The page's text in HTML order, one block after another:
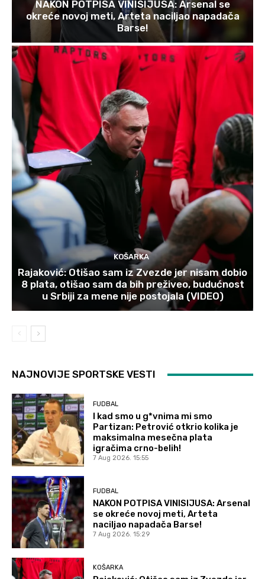
NAKON POTPISA VINISIJUSA: Arsenal se
okreće novoj meti, Arteta naciljao napadača
Barse!
KOŠARKA
Rajaković: Otišao sam iz Zvezde jer nisam dobio
8 plata, otišao sam da bih preživeo, budućnost
u Srbiji za mene nije postojala (VIDEO)
NAJNOVIJE SPORTSKE VESTI
FUDBAL
I kad smo u g*vnima mi smo
Partizan: Petrović otkrio kolika je
maksimalna mesečna plata
igračima crno-belih!
7 Aug 2026. 15:55
FUDBAL
NAKON POTPISA VINISIJUSA: Arsenal
se okreće novoj meti, Arteta
naciljao napadača Barse!
7 Aug 2026. 15:29
KOŠARKA